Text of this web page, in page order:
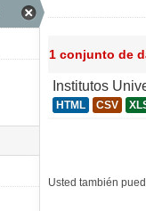
1 conjunto de
Institutos
HTML CSV
Usted también